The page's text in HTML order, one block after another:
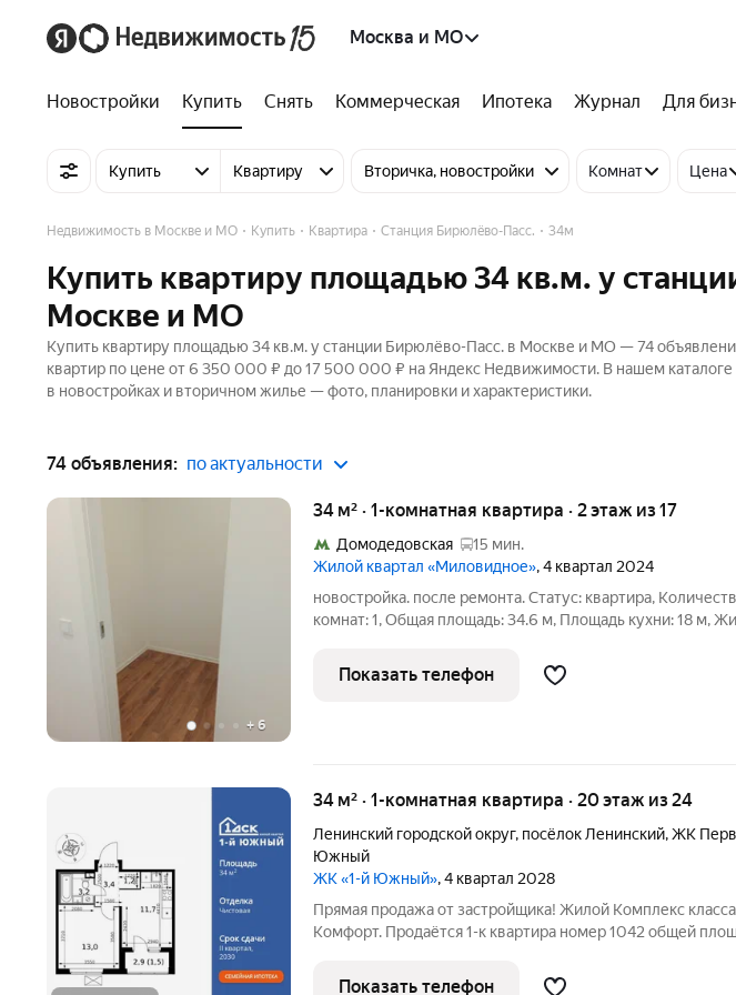
Москва и МО
Новостройки Купить Снять Коммерческая Ипотека Журнал Для
Купить Квартиру Вторичка, новостройки Комнат Цена
Недвижимость в Москве и МО Купить Квартира Станция Бирюлёво-Пасс. 34м
Купить квартиру площадью 34 кв.м. у
Москве и МО
Купить квартиру площадью 34 кв.м. у станции Бирюлёво-Пасс. в Москве и МО — 74
квартир по цене от 6 350 000 ₽ до 17 500 000 ₽ на Яндекс Недвижимости. В нашем
в новостройках и вторичном жилье — фото, планировки и характеристики.
74 объявления: по актуальности
+ 6
34 м² · 1-комнатная квартира · 2 этаж из 17
Домодедовская
15 мин.
Жилой квартал «Миловидное», 4 квартал 2024
новостройка. после ремонта. Статус: квартира,
комнат: 1, Общая площадь: 34.6 м, Площадь кухни: 18 м,
297 000 за 34.6 м, Этаж: 2 из 17, Балкон или лоджия:
Показать телефон
34 м² · 1-комнатная квартира · 20 этаж из 24
Ленинский городской округ, посёлок Ленинский,ЖК
Южный
ЖК «1-й Южный», 4 квартал 2028
Прямая продажа от застройщика! Жилой Комплекс класса
Комфорт. Продаётся 1-к квартира номер 1042 общей
Просторная спальня, в которой можно разместить
Показать телефон